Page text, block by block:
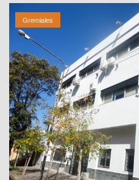
Gremiales